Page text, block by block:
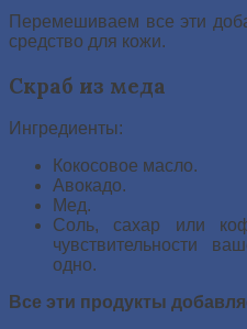
Перемешиваем все эти
средство для кожи.
Скраб из меда
Ингредиенты:
Кокосовое масло.
Авокадо.
Мед.
Соль, сахар или
чувствительности
одно.
Все эти продукты